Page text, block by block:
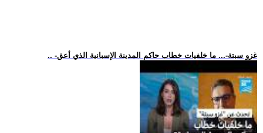
.. -غزو سبتة-... ما خلفيات خطاب حاكم المدينة الإسبانية الذي أعق